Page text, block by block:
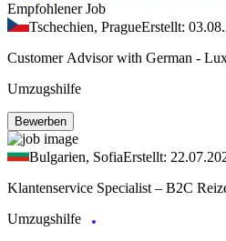
Empfohlener Job
Tschechien, PragueErstellt:
Customer Advisor with German -
Umzugshilfe
Bewerben
Bulgarien, SofiaErstellt:
Klantenservice Specialist – B2C
Umzugshilfe